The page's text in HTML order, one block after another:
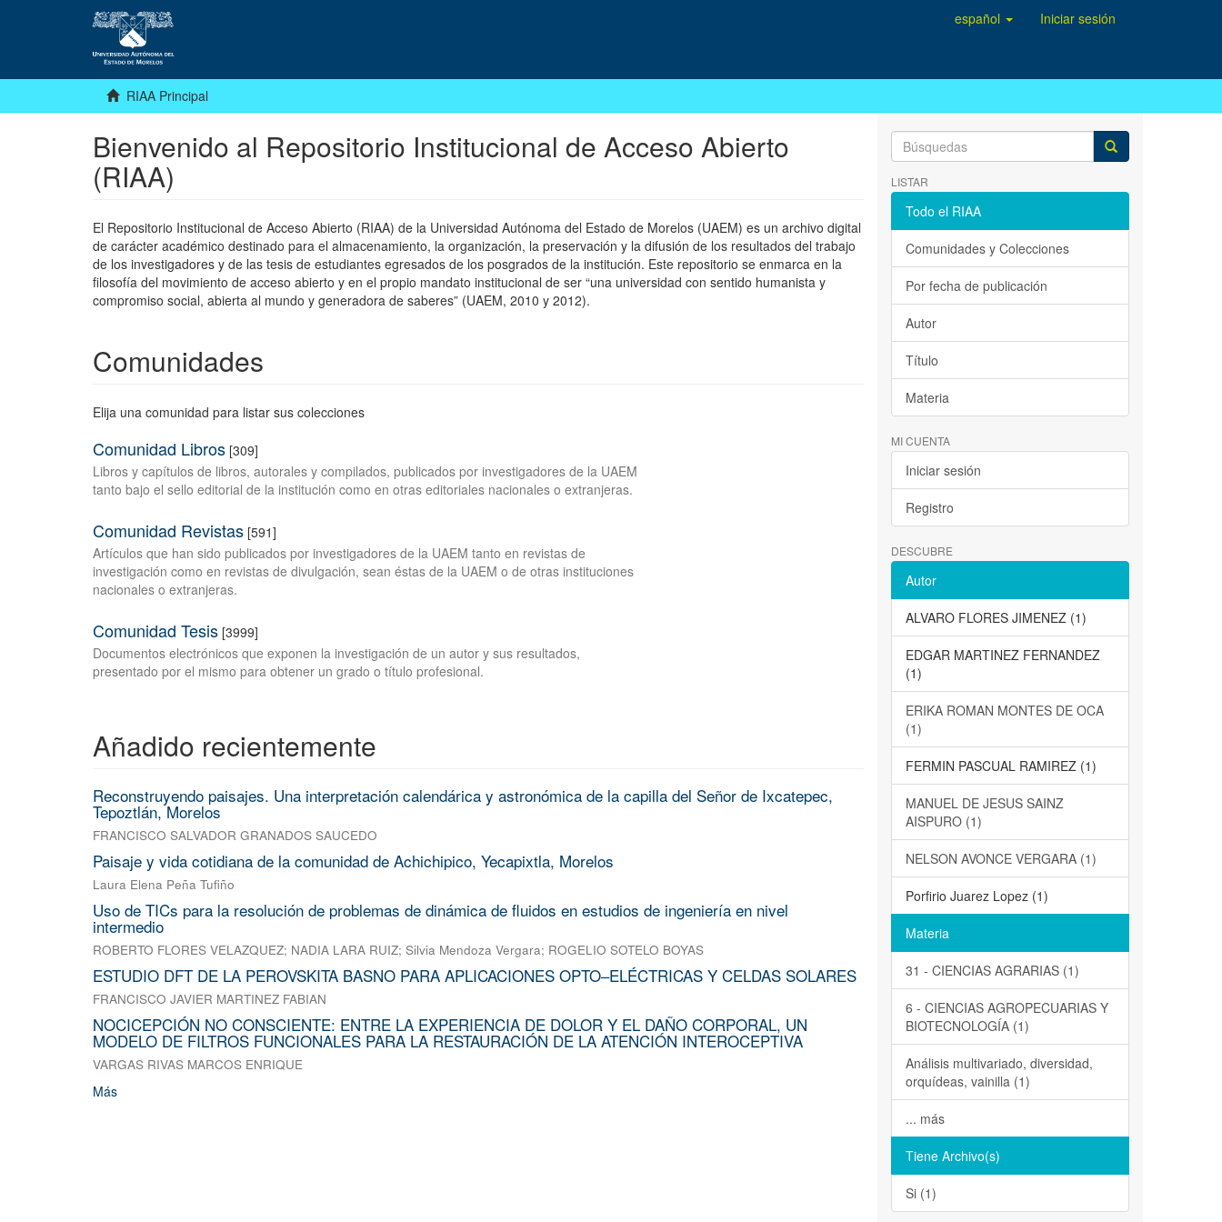
español Iniciar sesión
RIAA Principal
Bienvenido al Repositorio Institucional de Acceso Abierto
(RIAA)
El Repositorio Institucional de Acceso Abierto (RIAA) de la Universidad Autónoma del Estado de Morelos (UAEM) es un archivo digital
de carácter académico destinado para el almacenamiento, la organización, la preservación y la difusión de los resultados del trabajo
de los investigadores y de las tesis de estudiantes egresados de los posgrados de la institución. Este repositorio se enmarca en la
filosofía del movimiento de acceso abierto y en el propio mandato institucional de ser “una universidad con sentido humanista y
compromiso social, abierta al mundo y generadora de saberes” (UAEM, 2010 y 2012).
Comunidades
Elija una comunidad para listar sus colecciones
Comunidad Libros [309]
Libros y capítulos de libros, autorales y compilados, publicados por investigadores de la UAEM
tanto bajo el sello editorial de la institución como en otras editoriales nacionales o extranjeras.
Comunidad Revistas [591]
Artículos que han sido publicados por investigadores de la UAEM tanto en revistas de
investigación como en revistas de divulgación, sean éstas de la UAEM o de otras instituciones
nacionales o extranjeras.
Comunidad Tesis [3999]
Documentos electrónicos que exponen la investigación de un autor y sus resultados,
presentado por el mismo para obtener un grado o título profesional.
Añadido recientemente
Reconstruyendo paisajes. Una interpretación calendárica y astronómica de la capilla del Señor de Ixcatepec,
Tepoztlán, Morelos
FRANCISCO SALVADOR GRANADOS SAUCEDO
Paisaje y vida cotidiana de la comunidad de Achichipico, Yecapixtla, Morelos
Laura Elena Peña Tufiño
Uso de TICs para la resolución de problemas de dinámica de fluidos en estudios de ingeniería en nivel
intermedio
ROBERTO FLORES VELAZQUEZ; NADIA LARA RUIZ; Silvia Mendoza Vergara; ROGELIO SOTELO BOYAS
ESTUDIO DFT DE LA PEROVSKITA BASNO PARA APLICACIONES OPTO–ELÉCTRICAS Y CELDAS SOLARES
FRANCISCO JAVIER MARTINEZ FABIAN
NOCICEPCIÓN NO CONSCIENTE: ENTRE LA EXPERIENCIA DE DOLOR Y EL DAÑO CORPORAL, UN
MODELO DE FILTROS FUNCIONALES PARA LA RESTAURACIÓN DE LA ATENCIÓN INTEROCEPTIVA
VARGAS RIVAS MARCOS ENRIQUE
Más
LISTAR
Todo el RIAA
Comunidades y Colecciones
Por fecha de publicación
Autor
Título
Materia
MI CUENTA
Iniciar sesión
Registro
DESCUBRE
Autor
ALVARO FLORES JIMENEZ (1)
EDGAR MARTINEZ FERNANDEZ
(1)
ERIKA ROMAN MONTES DE OCA
(1)
FERMIN PASCUAL RAMIREZ (1)
MANUEL DE JESUS SAINZ
AISPURO (1)
NELSON AVONCE VERGARA (1)
Porfirio Juarez Lopez (1)
Materia
31 - CIENCIAS AGRARIAS (1)
6 - CIENCIAS AGROPECUARIAS Y
BIOTECNOLOGÍA (1)
Análisis multivariado, diversidad,
orquídeas, vainilla (1)
... más
Tiene Archivo(s)
Si (1)